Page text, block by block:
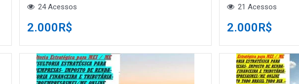
24 Acessos
2.000R$
21 Acessos
2.000R$